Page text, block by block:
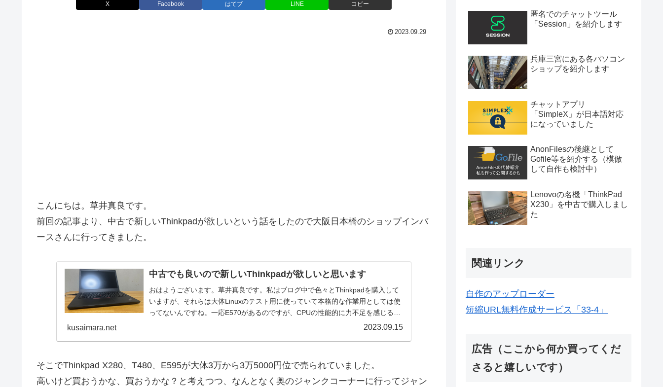
X Facebook はてブ LINE コピー
2023.09.29
こんにちは。草井真良です。
前回の記事より、中古で新しいThinkpadが欲しいという話をしたので大阪日本橋のショップインバ
ースさんに行ってきました。
中古でも良いので新しいThinkpadが欲しいと思います
おはようございます。草井真良です。私はブログ中で色々とThinkpadを購入して
いますが、それらは大体Linuxのテスト用に使っていて本格的な作業用としては使
ってないんですね。一応E570があるのですが、CPUの性能的に力不足を感じる時
kusaimara.net 2023.09.15
そこでThinkpad X280、T480、E595が大体3万から3万5000円位で売られていました。
高いけど買おうかな、買おうかな？と考えつつ、なんとなく奥のジャンクコーナーに行ってジャン
匿名でのチャットツール
「Session」を紹介します
兵庫三宮にある各パソコン
ショップを紹介します
チャットアプリ
「SimpleX」が日本語対応
になっていました
AnonFilesの後継として
Gofile等を紹介する（模倣
して自作も検討中）
Lenovoの名機「ThinkPad
X230」を中古で購入しまし
た
関連リンク
自作のアップローダー
短縮URL無料作成サービス「33-4」
広告（ここから何か買ってくだ
さると嬉しいです）